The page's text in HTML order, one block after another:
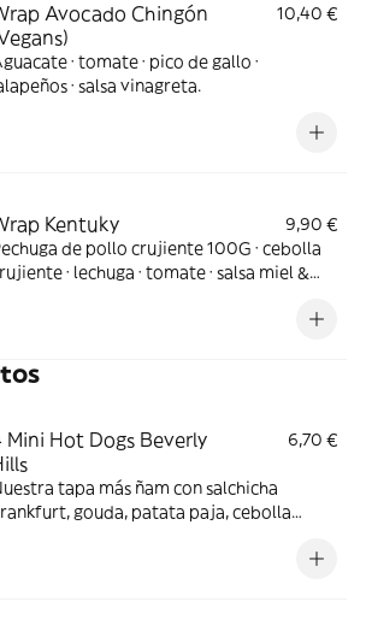
Avocado Chingón
10,40 €
· tomate · pico de gallo ·
· salsa vinagreta.
Kentuky
9,90 €
de pollo crujiente 100G · cebolla
· lechuga · tomate · salsa miel &
Mini Hot Dogs Beverly
6,70 €
tapa más ñam con salchicha
gouda, patata paja, cebolla